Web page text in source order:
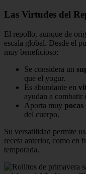
Las Virtudes del
El repollo, aunque de
escala global. Desde el
muy beneficioso:
Se considera un
que el yogur.
Es abundante en
ayudan a combatir
Aporta muy pocas
del cuerpo.
Su versatilidad permite
receta anterior, como en
temporada.